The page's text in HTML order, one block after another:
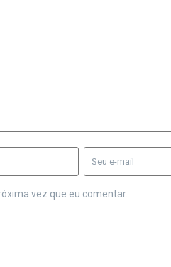
vez que eu comentar.